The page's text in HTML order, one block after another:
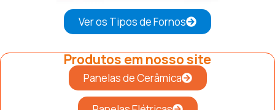
Ver os Tipos de Fornos
Produtos em nosso site
Panelas de Cerâmica